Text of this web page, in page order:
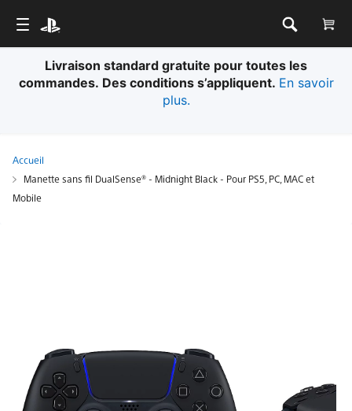
Livraison standard gratuite pour toutes les
commandes. Des conditions s’appliquent. En savoir
plus.
Accueil
Manette sans fil DualSense® - Midnight Black - Pour PS5, PC, MAC et
Mobile
DualSense®